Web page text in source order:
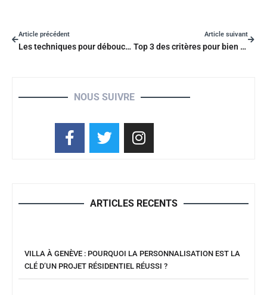
Article précédent
Les techniques pour déboucher une canalisation
Article suivant
Top 3 des critères pour bien choisir une baignoire
NOUS SUIVRE
ARTICLES RECENTS
VILLA À GENÈVE : POURQUOI LA PERSONNALISATION EST LA
CLÉ D’UN PROJET RÉSIDENTIEL RÉUSSI ?